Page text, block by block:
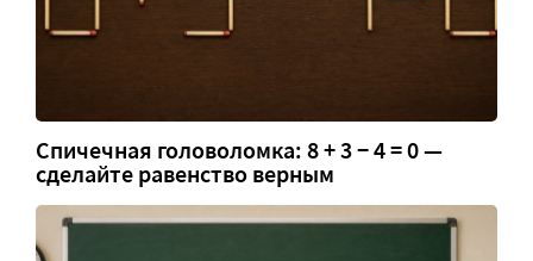
Спичечная головоломка: 8 + 3 − 4 = 0 —
сделайте равенство верным